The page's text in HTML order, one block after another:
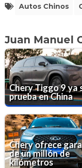
Autos Chinos
Juan Manuel
Chery Tiggo 9 ya
prueba en China
Chery ofrece
de un millón de
kilómetros